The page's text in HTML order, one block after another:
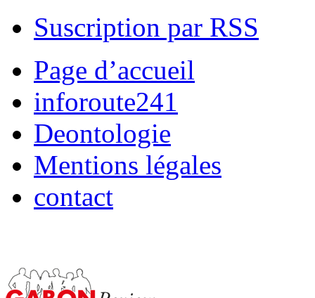
Suscription par RSS
Page d’accueil
inforoute241
Deontologie
Mentions légales
contact